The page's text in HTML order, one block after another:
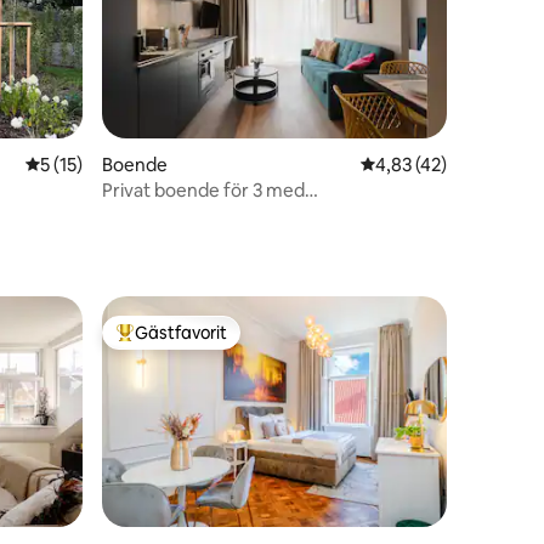
5 av 5 i genomsnittligt betyg, 15 omdömen
5 (15)
Boende 4,83 av 5 i
4,83 (42)
Privat boende för 3 med
Populär gästfavorit
Gästfavorit